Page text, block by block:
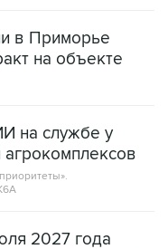
в Приморье
на объекте
на службе у
2027 года